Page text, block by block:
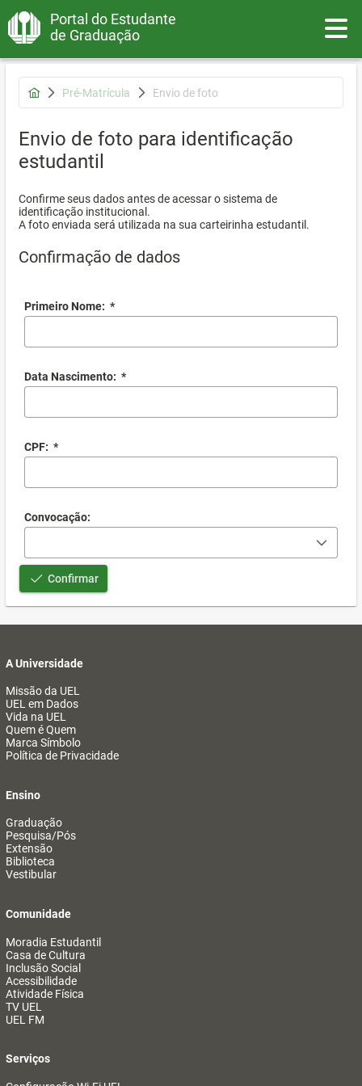
Portal do Estudante
de Graduação
Pré-Matrícula Envio de foto
Envio de foto para identificação
estudantil
Confirme seus dados antes de acessar o sistema de
identificação institucional.
A foto enviada será utilizada na sua carteirinha estudantil.
Confirmação de dados
Primeiro Nome: *
Data Nascimento: *
CPF: *
Convocação:
Confirmar
A Universidade
Missão da UEL
UEL em Dados
Vida na UEL
Quem é Quem
Marca Símbolo
Política de Privacidade
Ensino
Graduação
Pesquisa/Pós
Extensão
Biblioteca
Vestibular
Comunidade
Moradia Estudantil
Casa de Cultura
Inclusão Social
Acessibilidade
Atividade Física
TV UEL
UEL FM
Serviços